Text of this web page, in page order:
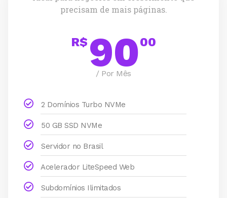
precisam de mais páginas.
R$ 9000
/ Por Mês
2 Domínios Turbo NVMe
50 GB SSD NVMe
Servidor no Brasil
Acelerador LiteSpeed Web
Subdomínios Ilimitados